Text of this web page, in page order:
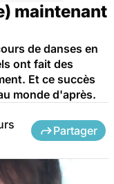
maintenant
de danses en
ont fait des
Et ce succès
monde d'après.
Partager